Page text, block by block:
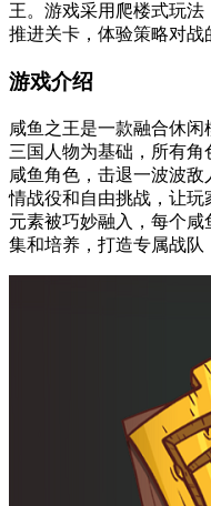
王。游戏采用爬楼式玩
推进关卡，体验策略对战
游戏介绍
咸鱼之王是一款融合休
三国人物为基础，所有
咸鱼角色，击退一波波
情战役和自由挑战，让玩
元素被巧妙融入，每个
集和培养，打造专属战队